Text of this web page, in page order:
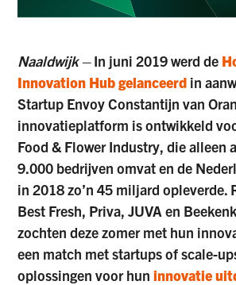
Naaldwijk –In juni 2019 werd de
Innovation Hub gelanceerd in
Startup Envoy Constantijn van
innovatieplatform is ontwikkeld
Food & Flower Industry, die alleen
9.000 bedrijven omvat en de
in 2018 zo’n 45 miljard opleverde.
Best Fresh, Priva, JUVA en
zochten deze zomer met hun
een match met startups of scale-
oplossingen voor hun innovatie